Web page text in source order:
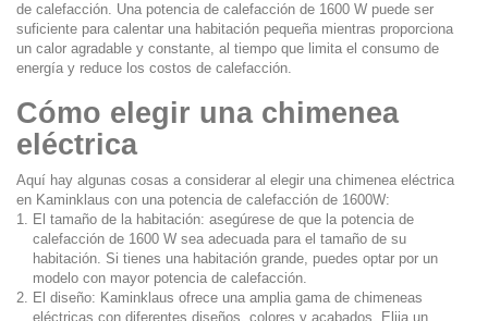
de calefacción. Una potencia de calefacción de 1600 W puede ser
suficiente para calentar una habitación pequeña mientras proporciona
un calor agradable y constante, al tiempo que limita el consumo de
energía y reduce los costos de calefacción.
Cómo elegir una chimenea
eléctrica
Aquí hay algunas cosas a considerar al elegir una chimenea eléctrica
en Kaminklaus con una potencia de calefacción de 1600W:
El tamaño de la habitación: asegúrese de que la potencia de
calefacción de 1600 W sea adecuada para el tamaño de su
habitación. Si tienes una habitación grande, puedes optar por un
modelo con mayor potencia de calefacción.
El diseño: Kaminklaus ofrece una amplia gama de chimeneas
eléctricas con diferentes diseños, colores y acabados. Elija un